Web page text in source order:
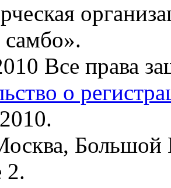
самбо».
Все права
о
Большой
2.